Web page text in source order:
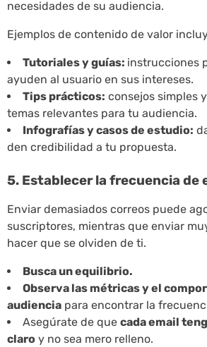
necesidades de su audiencia.
Ejemplos de contenido de valor
Tutoriales y guías: instrucciones
ayuden al usuario en sus intereses.
Tips prácticos: consejos simples
temas relevantes para tu audiencia.
Infografías y casos de estudio:
den credibilidad a tu propuesta.
5. Establecer la frecuencia de
Enviar demasiados correos puede
suscriptores, mientras que enviar
hacer que se olviden de ti.
Busca un equilibrio.
Observa las métricas y el
audiencia para encontrar la
Asegúrate de que cada email
claro y no sea mero relleno.